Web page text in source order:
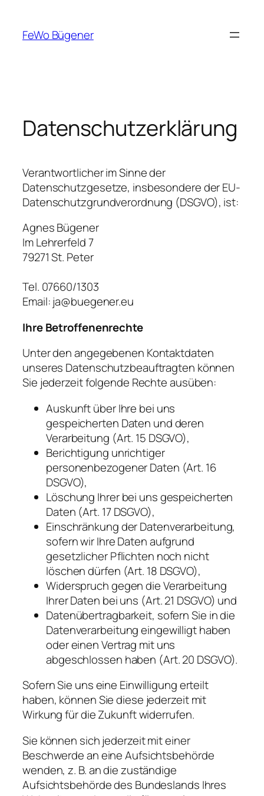
springen
FeWo Bügener
Datenschutzerklärung
Verantwortlicher im Sinne der
Datenschutzgesetze, insbesondere der EU-
Datenschutzgrundverordnung (DSGVO), ist:
Agnes Bügener
Im Lehrerfeld 7
79271 St. Peter
Tel. 07660/1303
Email: ja@buegener.eu
Ihre Betroffenenrechte
Unter den angegebenen Kontaktdaten
unseres Datenschutzbeauftragten können
Sie jederzeit folgende Rechte ausüben:
Auskunft über Ihre bei uns
gespeicherten Daten und deren
Verarbeitung (Art. 15 DSGVO),
Berichtigung unrichtiger
personenbezogener Daten (Art. 16
DSGVO),
Löschung Ihrer bei uns gespeicherten
Daten (Art. 17 DSGVO),
Einschränkung der Datenverarbeitung,
sofern wir Ihre Daten aufgrund
gesetzlicher Pflichten noch nicht
löschen dürfen (Art. 18 DSGVO),
Widerspruch gegen die Verarbeitung
Ihrer Daten bei uns (Art. 21 DSGVO) und
Datenübertragbarkeit, sofern Sie in die
Datenverarbeitung eingewilligt haben
oder einen Vertrag mit uns
abgeschlossen haben (Art. 20 DSGVO).
Sofern Sie uns eine Einwilligung erteilt
haben, können Sie diese jederzeit mit
Wirkung für die Zukunft widerrufen.
Sie können sich jederzeit mit einer
Beschwerde an eine Aufsichtsbehörde
wenden, z. B. an die zuständige
Aufsichtsbehörde des Bundeslands Ihres